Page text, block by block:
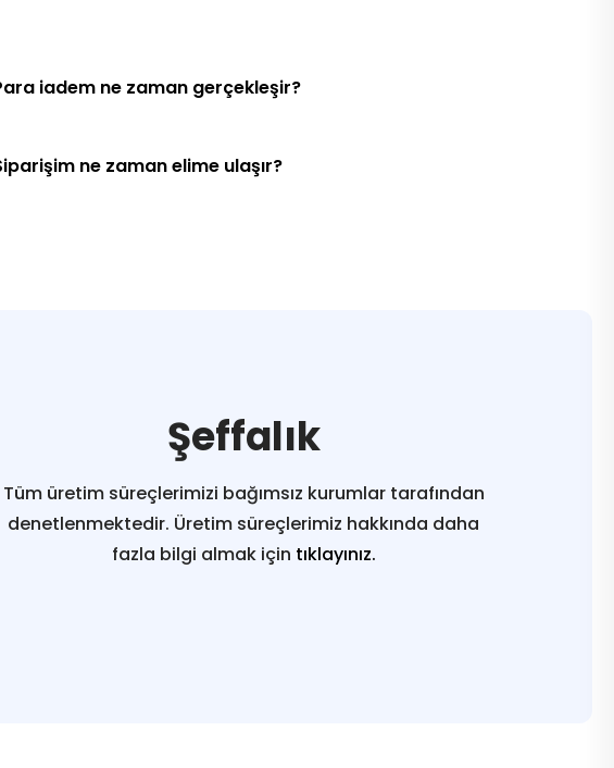
iadem ne zaman gerçekleşir?
ne zaman elime ulaşır?
Şeffalık
Tüm üretim süreçlerimizi bağımsız kurumlar tarafından
denetlenmektedir. Üretim süreçlerimiz hakkında daha
fazla bilgi almak için tıklayınız.